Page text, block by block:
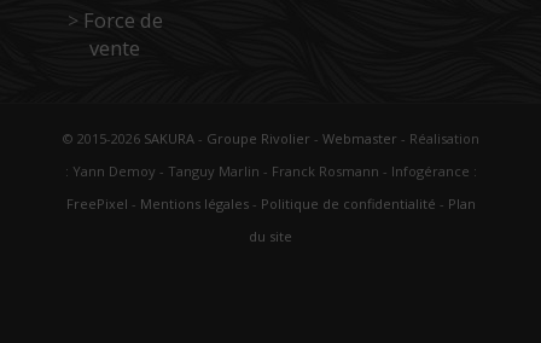
> Force de
vente
© 2015-2026 SAKURA - Groupe Rivolier - Webmaster - Réalisation
: Yann Demoy - Tanguy Marlin - Franck Rosmann - Infogérance :
FreePixel - Mentions légales- Politique de confidentialité - Plan
du site